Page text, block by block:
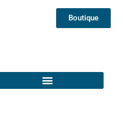
Boutique